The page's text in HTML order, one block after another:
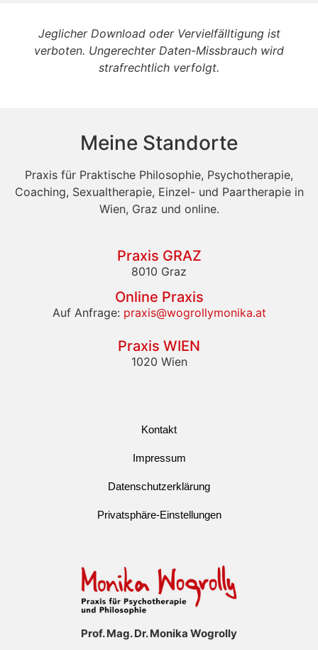
Jeglicher Download oder Vervielfälltigung ist
verboten. Ungerechter Daten-Missbrauch wird
strafrechtlich verfolgt.
Meine Standorte
Praxis für Praktische Philosophie, Psychotherapie,
Coaching, Sexualtherapie, Einzel- und Paartherapie in
Wien, Graz und online.
Praxis GRAZ
8010 Graz
Online Praxis
Auf Anfrage: praxis@wogrollymonika.at
Praxis WIEN
1020 Wien
Kontakt
Impressum
Datenschutzerklärung
Privatsphäre-Einstellungen
Prof. Mag. Dr. Monika Wogrolly